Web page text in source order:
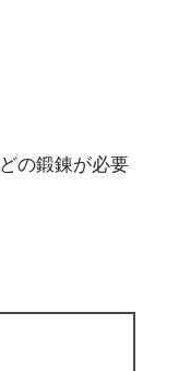
の鍛錬が必要